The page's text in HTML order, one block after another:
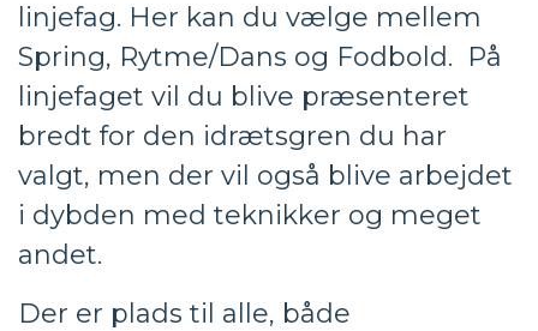
linjefag. Her kan du vælge mellem
Spring, Rytme/Dans og Fodbold. På
linjefaget vil du blive præsenteret
bredt for den idrætsgren du har
valgt, men der vil også blive arbejdet
i dybden med teknikker og meget
andet.
Der er plads til alle, både